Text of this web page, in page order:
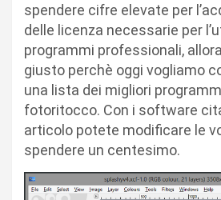
spendere cifre elevate per
delle licenza necessarie per
programmi professionali,
giusto perchè oggi vogliamo
una lista dei migliori
fotoritocco. Con i software
articolo potete modificare le
spendere un centesimo.